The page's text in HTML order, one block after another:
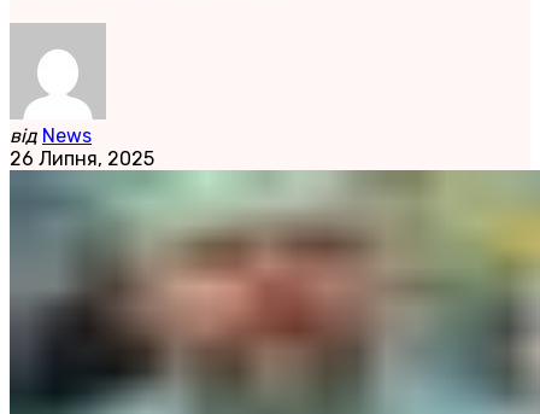
від News
26 Липня, 2025